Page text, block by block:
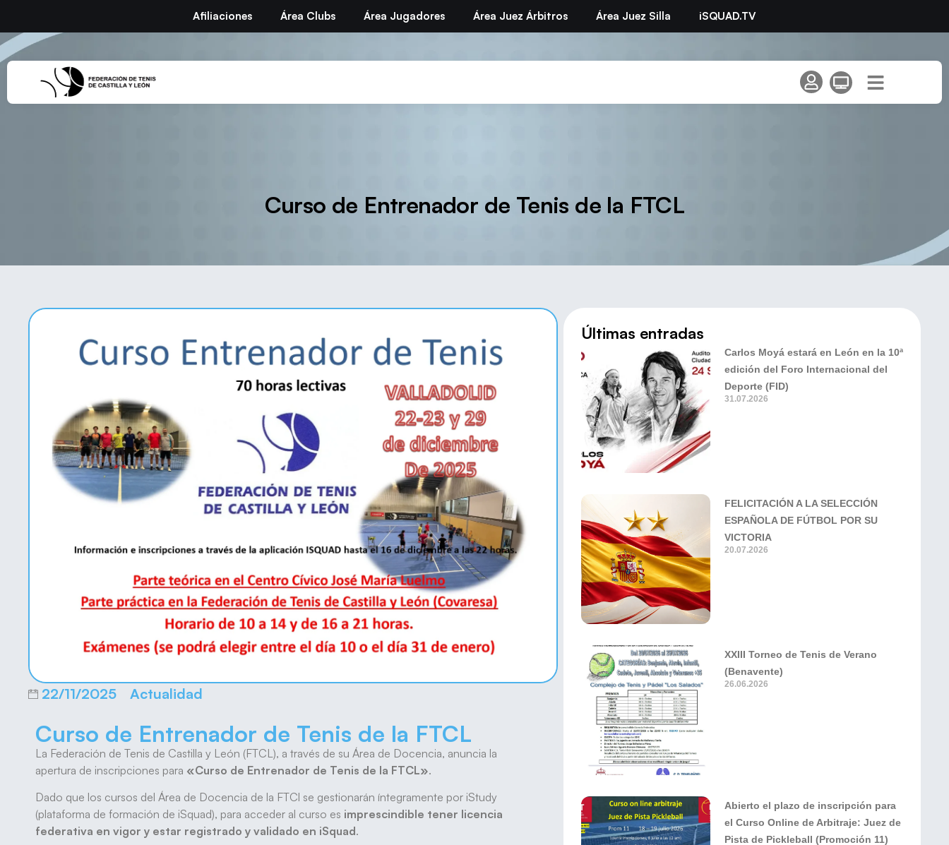
Afiliaciones Área Clubs Área Jugadores Área Juez Árbitros Área Juez Silla iSQUAD.TV
Curso de Entrenador de Tenis de la FTCL
22/11/2025 Actualidad
Curso de Entrenador de Tenis de la FTCL
La Federación de Tenis de Castilla y León (FTCL), a través de su Área de Docencia, anuncia la
apertura de inscripciones para «Curso de Entrenador de Tenis de la FTCL».
Dado que los cursos del Área de Docencia de la FTCl se gestionarán íntegramente por iStudy
(plataforma de formación de iSquad), para acceder al curso es imprescindible tener licencia
federativa en vigor y estar registrado y validado en iSquad.
Últimas entradas
Carlos Moyá estará en León en la 10ª
edición del Foro Internacional del
Deporte (FID)
31.07.2026
FELICITACIÓN A LA SELECCIÓN
ESPAÑOLA DE FÚTBOL POR SU
VICTORIA
20.07.2026
XXIII Torneo de Tenis de Verano
(Benavente)
26.06.2026
Abierto el plazo de inscripción para
el Curso Online de Arbitraje: Juez de
Pista de Pickleball (Promoción 11)